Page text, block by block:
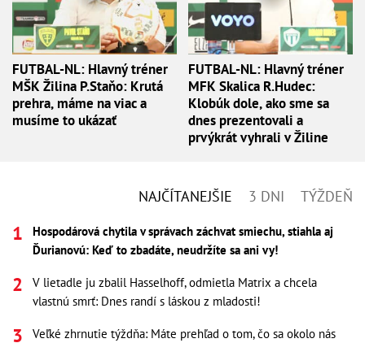
FUTBAL-NL: Hlavný tréner
MŠK Žilina P.Staňo: Krutá
prehra, máme na viac a
musíme to ukázať
FUTBAL-NL: Hlavný tréner
MFK Skalica R.Hudec:
Klobúk dole, ako sme sa
dnes prezentovali a
prvýkrát vyhrali v Žiline
NAJČÍTANEJŠIE 3 DNI TÝŽDEŇ
Hospodárová chytila v správach záchvat smiechu, stiahla aj
Ďurianovú: Keď to zbadáte, neudržíte sa ani vy!
V lietadle ju zbalil Hasselhoff, odmietla Matrix a chcela
vlastnú smrť: Dnes randí s láskou z mladosti!
Veľké zhrnutie týždňa: Máte prehľad o tom, čo sa okolo nás